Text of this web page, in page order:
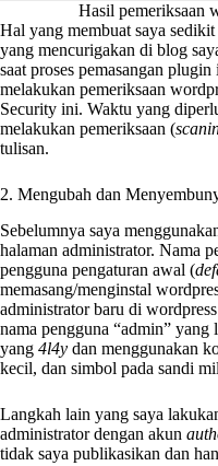
Hasil pemeriksaan
Hal yang membuat saya
yang mencurigakan di blog
saat proses pemasangan
melakukan pemeriksaan
Security ini. Waktu yang
melakukan pemeriksaan (
tulisan.
2. Mengubah dan
Sebelumnya saya
halaman administrator. Nama
pengguna pengaturan awal (
memasang/menginstal
administrator baru di
nama pengguna “admin” yang
yang 4l4y dan menggunakan
kecil, dan simbol pada sandi
Langkah lain yang saya
administrator dengan akun
tidak saya publikasikan dan